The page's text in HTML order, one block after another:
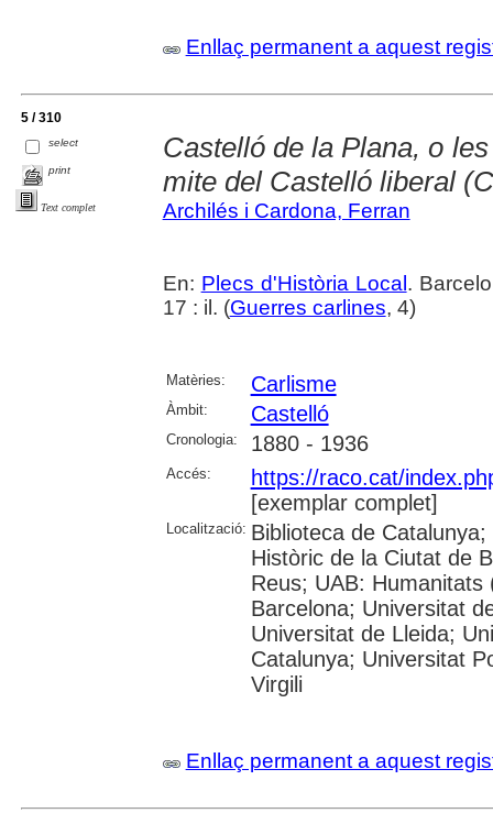
Enllaç permanent a aquest
5 / 310
select
print
Text complet
Castelló de la Plana, o
mite del Castelló liberal
Archilés i Cardona, Ferran
En: Plecs d'Història Local .
17 : il. (Guerres carlines, 4)
Matèries: Carlisme
Àmbit: Castelló
Cronologia: 1880 - 1936
Accés:
https://raco.cat/
[exemplar complet]
Localització: Biblioteca de
Històric de la Ciutat de
Reus; UAB:
Barcelona; Universitat
Universitat de Lleida;
Catalunya; Universitat
Virgili
Enllaç permanent a aquest